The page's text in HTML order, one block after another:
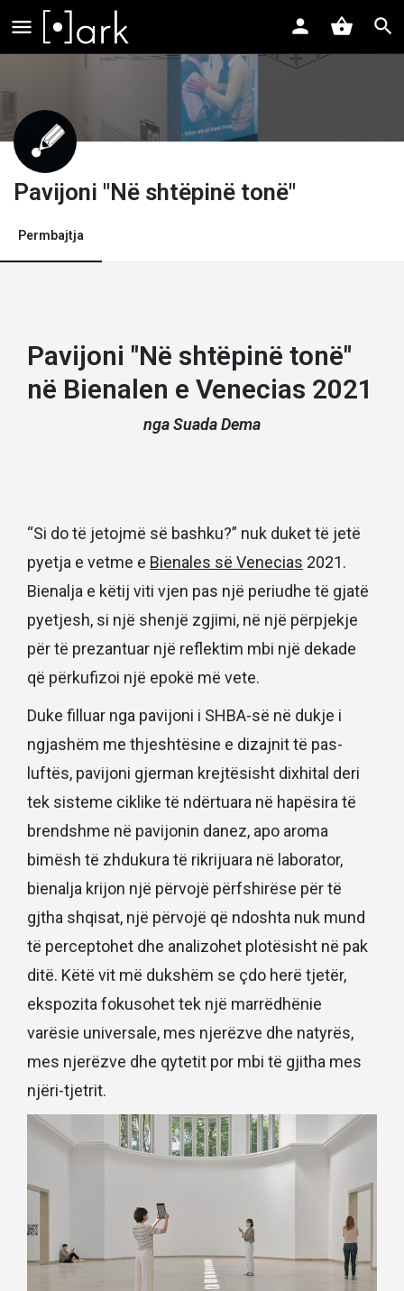
Pavijoni "Në shtëpinë tonë"
Permbajtja
Pavijoni "Në shtëpinë tonë"
në Bienalen e Venecias 2021
nga Suada Dema
“Si do të jetojmë së bashku?” nuk duket të jetë
pyetja e vetme e Bienales së Venecias 2021.
Bienalja e këtij viti vjen pas një periudhe të gjatë
pyetjesh, si një shenjë zgjimi, në një përpjekje
për të prezantuar një reflektim mbi një dekade
që përkufizoi një epokë më vete.
Duke filluar nga pavijoni i SHBA-së në dukje i
ngjashëm me thjeshtësine e dizajnit të pas-
luftës, pavijoni gjerman krejtësisht dixhital deri
tek sisteme ciklike të ndërtuara në hapësira të
brendshme në pavijonin danez, apo aroma
bimësh të zhdukura të rikrijuara në laborator,
bienalja krijon një përvojë përfshirëse për të
gjtha shqisat, një përvojë që ndoshta nuk mund
të perceptohet dhe analizohet plotësisht në pak
ditë. Këtë vit më dukshëm se çdo herë tjetër,
ekspozita fokusohet tek një marrëdhënie
varësie universale, mes njerëzve dhe natyrës,
mes njerëzve dhe qytetit por mbi të gjitha mes
njëri-tjetrit.